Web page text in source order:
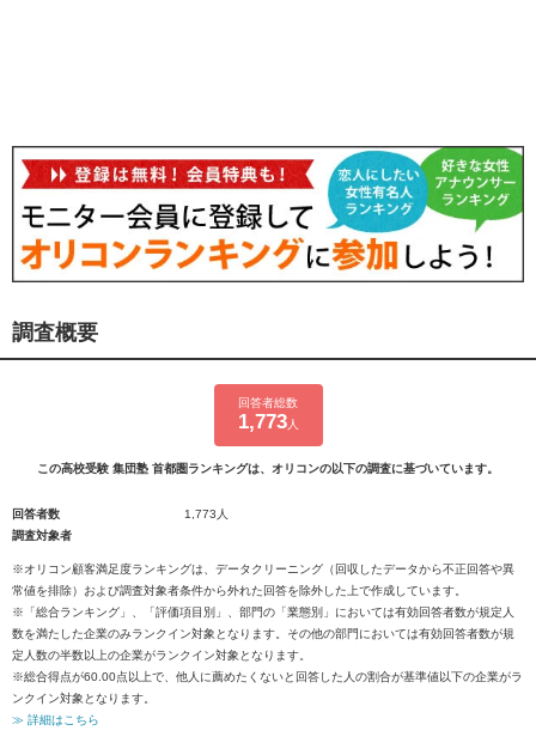
調査概要
回答者総数
1,773人
この高校受験 集団塾 首都圏ランキングは、オリコンの以下の調査に基づいています。
回答者数
1,773人
調査対象者
※オリコン顧客満足度ランキングは、データクリーニング（回収したデータから不正回答や異
常値を排除）および調査対象者条件から外れた回答を除外した上で作成しています。
※「総合ランキング」、「評価項目別」、部門の「業態別」においては有効回答者数が規定人
数を満たした企業のみランクイン対象となります。その他の部門においては有効回答者数が規
定人数の半数以上の企業がランクイン対象となります。
※総合得点が60.00点以上で、他人に薦めたくないと回答した人の割合が基準値以下の企業がラ
ンクイン対象となります。
≫ 詳細はこちら